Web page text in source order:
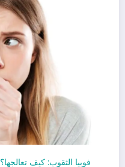
فوبيا الثقوب: كيف تعالجها؟